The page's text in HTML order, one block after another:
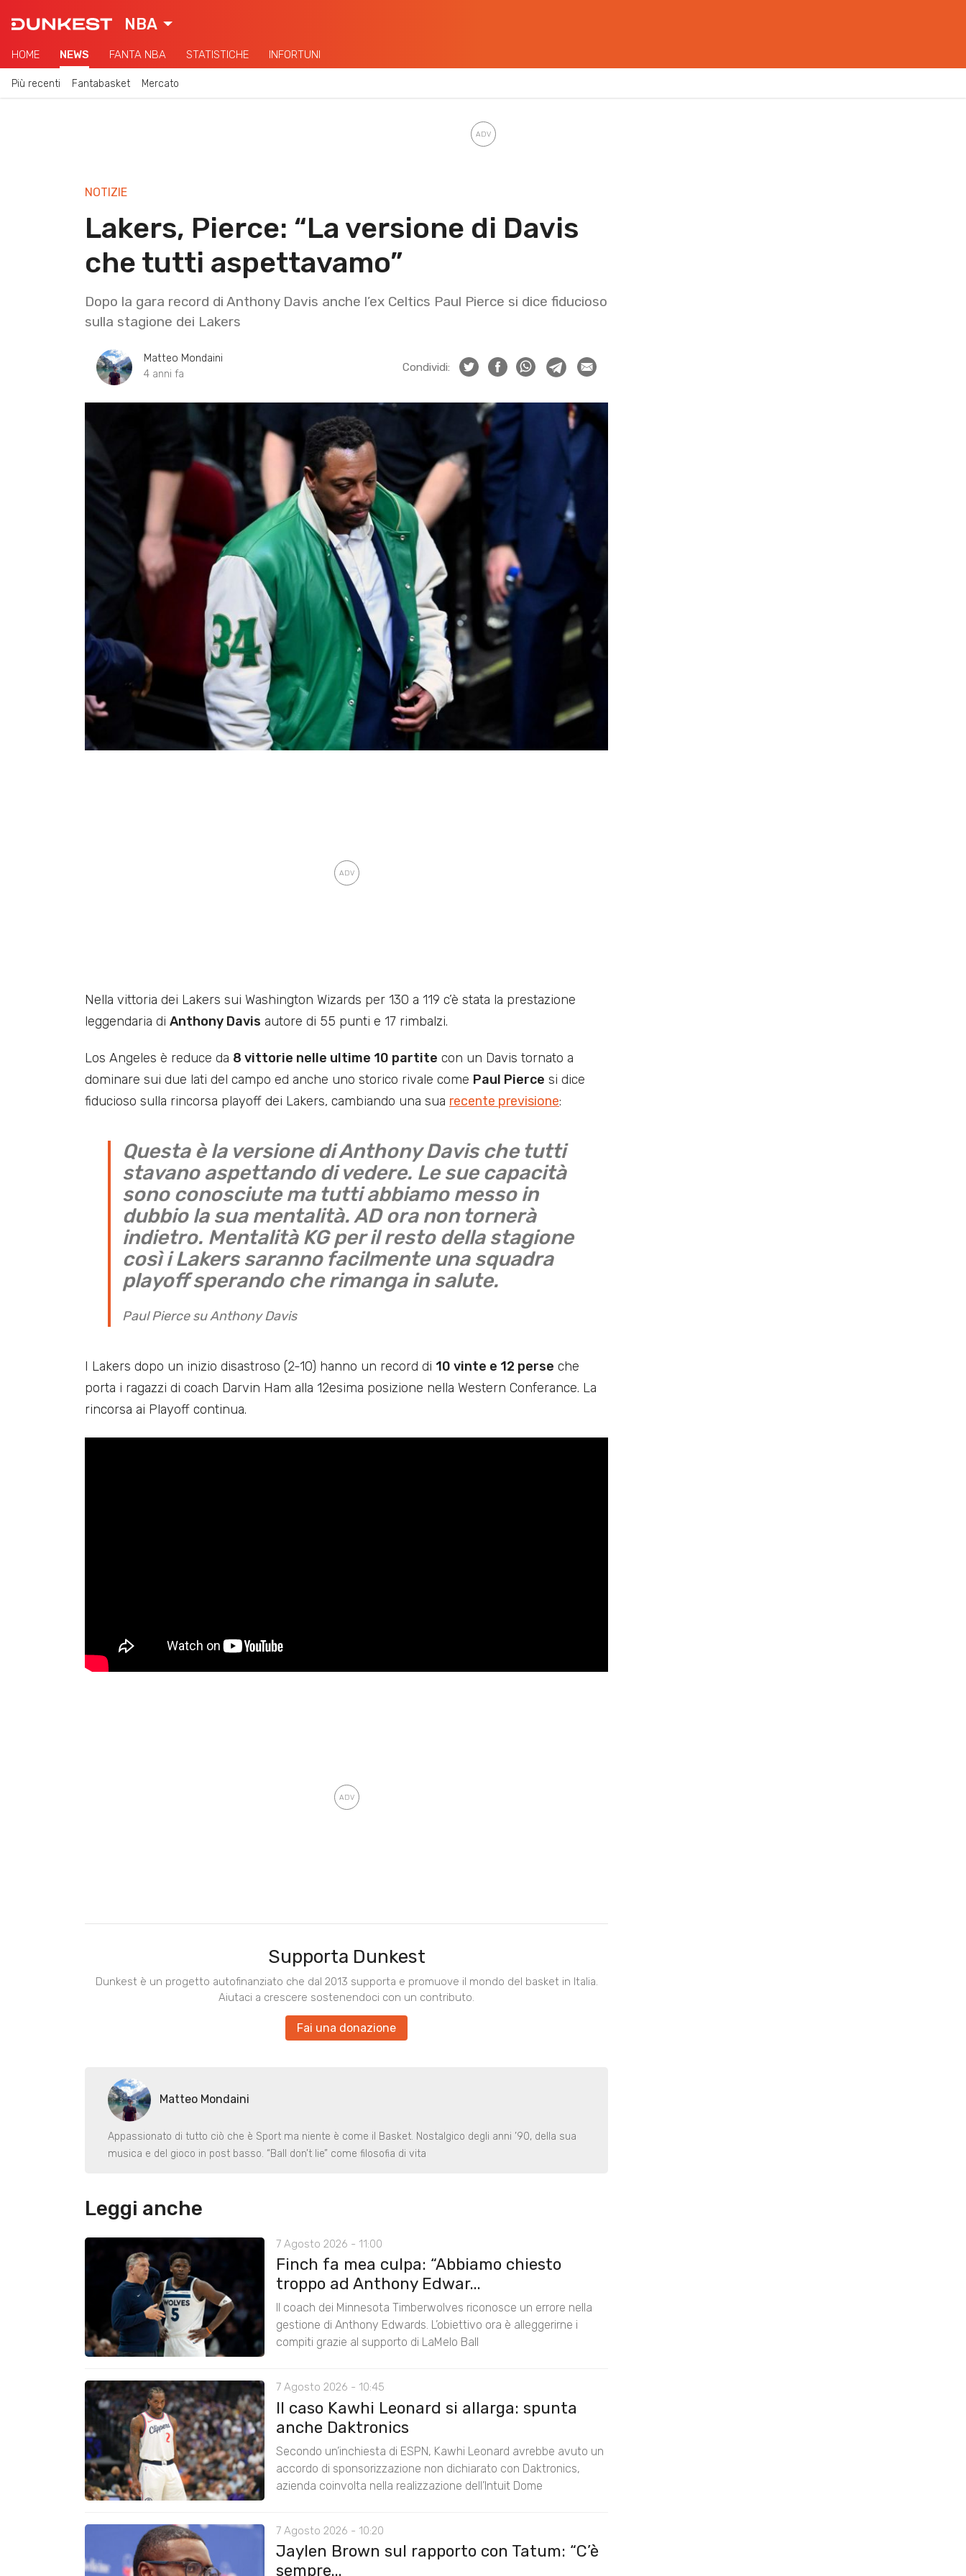
NBA
HOME NEWS FANTA NBA STATISTICHE INFORTUNI
Più recenti Fantabasket Mercato
NOTIZIE
Lakers, Pierce: “La versione di Davis
che tutti aspettavamo”
Dopo la gara record di Anthony Davis anche l’ex Celtics Paul Pierce si dice fiducioso
sulla stagione dei Lakers
Matteo Mondaini
4 anni fa
Condividi:
Nella vittoria dei Lakers sui Washington Wizards per 130 a 119 c’è stata la prestazione
leggendaria di Anthony Davis autore di 55 punti e 17 rimbalzi.
Los Angeles è reduce da 8 vittorie nelle ultime 10 partite con un Davis tornato a
dominare sui due lati del campo ed anche uno storico rivale come Paul Pierce si dice
fiducioso sulla rincorsa playoff dei Lakers, cambiando una sua recente previsione:
Questa è la versione di Anthony Davis che tutti
stavano aspettando di vedere. Le sue capacità
sono conosciute ma tutti abbiamo messo in
dubbio la sua mentalità. AD ora non tornerà
indietro. Mentalità KG per il resto della stagione
così i Lakers saranno facilmente una squadra
playoff sperando che rimanga in salute.
Paul Pierce su Anthony Davis
I Lakers dopo un inizio disastroso (2-10) hanno un record di 10 vinte e 12 perse che
porta i ragazzi di coach Darvin Ham alla 12esima posizione nella Western Conferance. La
rincorsa ai Playoff continua.
Supporta Dunkest
Dunkest è un progetto autofinanziato che dal 2013 supporta e promuove il mondo del basket in Italia.
Aiutaci a crescere sostenendoci con un contributo.
Fai una donazione
Matteo Mondaini
Appassionato di tutto ciò che è Sport ma niente è come il Basket. Nostalgico degli anni ’90, della sua
musica e del gioco in post basso. “Ball don’t lie” come filosofia di vita
Leggi anche
7 Agosto 2026 - 11:00
Finch fa mea culpa: “Abbiamo chiesto
troppo ad Anthony Edwar...
Il coach dei Minnesota Timberwolves riconosce un errore nella
gestione di Anthony Edwards. L’obiettivo ora è alleggerirne i
compiti grazie al supporto di LaMelo Ball
7 Agosto 2026 - 10:45
Il caso Kawhi Leonard si allarga: spunta
anche Daktronics
Secondo un’inchiesta di ESPN, Kawhi Leonard avrebbe avuto un
accordo di sponsorizzazione non dichiarato con Daktronics,
azienda coinvolta nella realizzazione dell’Intuit Dome
7 Agosto 2026 - 10:20
Jaylen Brown sul rapporto con Tatum: “C’è
sempre...